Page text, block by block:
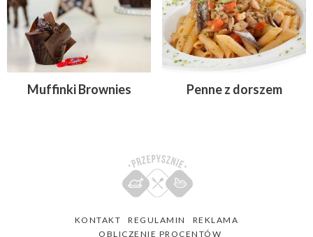
Muffinki Brownies Penne z dorszem
KONTAKT REGULAMIN
REKLAMA
OBLICZENIE PROCENTÓW